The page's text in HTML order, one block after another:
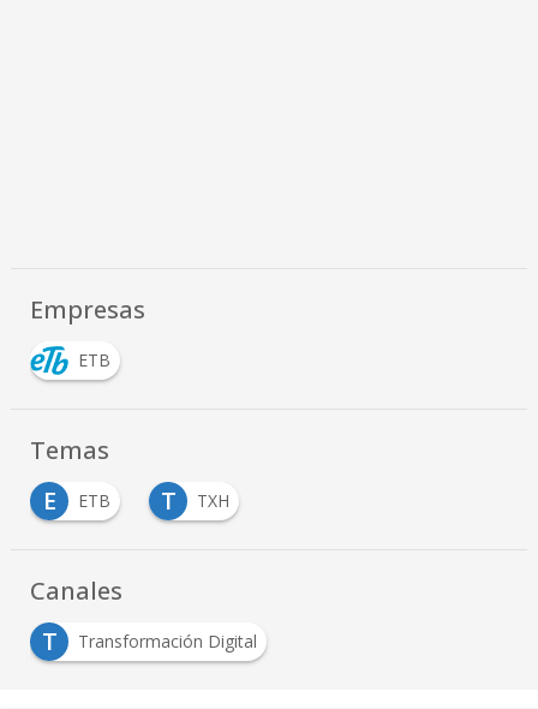
Empresas
ETB
Temas
E
ETB T TXH
Canales
T
Transformación Digital